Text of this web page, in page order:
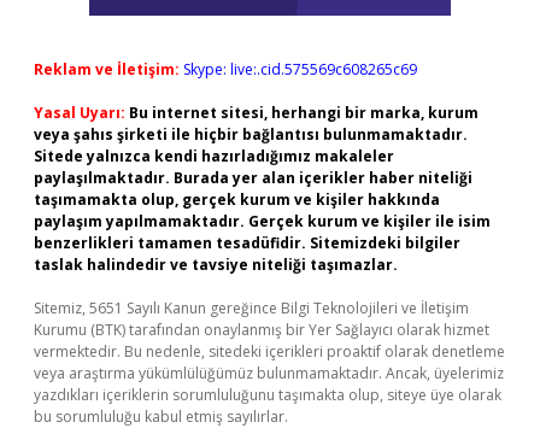
Reklam ve İletişim: Skype: live:.cid.575569c608265c69
Yasal Uyarı: Bu internet sitesi, herhangi bir marka, kurum
veya şahıs şirketi ile hiçbir bağlantısı bulunmamaktadır.
Sitede yalnızca kendi hazırladığımız makaleler
paylaşılmaktadır. Burada yer alan içerikler haber niteliği
taşımamakta olup, gerçek kurum ve kişiler hakkında
paylaşım yapılmamaktadır. Gerçek kurum ve kişiler ile isim
benzerlikleri tamamen tesadüfidir. Sitemizdeki bilgiler
taslak halindedir ve tavsiye niteliği taşımazlar.
Sitemiz, 5651 Sayılı Kanun gereğince Bilgi Teknolojileri ve İletişim
Kurumu (BTK) tarafından onaylanmış bir Yer Sağlayıcı olarak hizmet
vermektedir. Bu nedenle, sitedeki içerikleri proaktif olarak denetleme
veya araştırma yükümlülüğümüz bulunmamaktadır. Ancak, üyelerimiz
yazdıkları içeriklerin sorumluluğunu taşımakta olup, siteye üye olarak
bu sorumluluğu kabul etmiş sayılırlar.